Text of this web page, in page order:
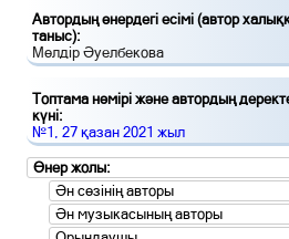
Автордың өнердегі есімі (автор
таныс):
Мөлдір Әуелбекова
Топтама нөмірі және автордың
күні:
№1, 27 қазан 2021 жыл
Өнер жолы:
Ән сөзінің авторы
Ән музыкасының авторы